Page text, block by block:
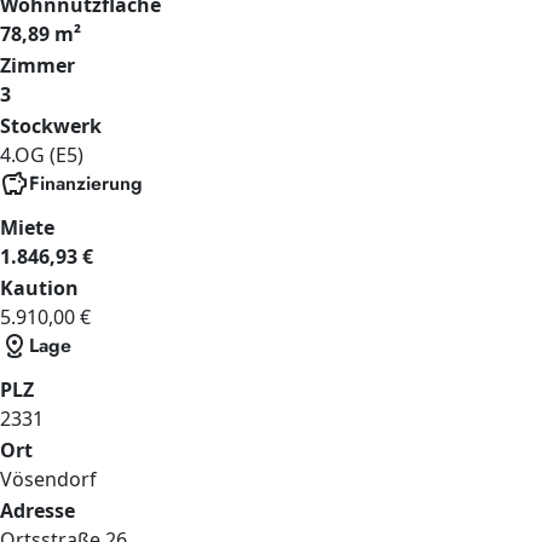
78,89 m²
Zimmer
3
Stockwerk
4.OG (E5)
savingsFinanzierung
Miete
1.846,93 €
Kaution
5.910,00 €
distance Lage
PLZ
2331
Ort
Vösendorf
Adresse